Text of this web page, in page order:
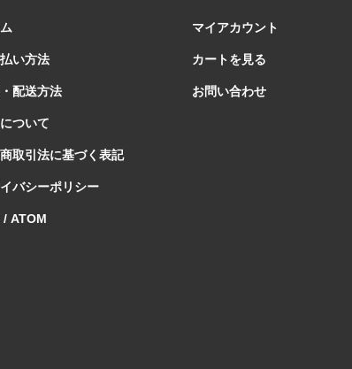
い方法
配送方法
ついて
取引法に基づく表記
バシーポリシー
/ ATOM
マイアカウント
カートを見る
お問い合わせ